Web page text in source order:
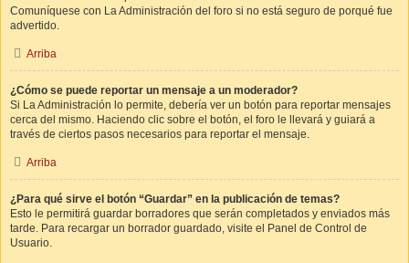
Comuníquese con La Administración del foro si no está seguro de porqué fue
advertido.
Arriba
¿Cómo se puede reportar un mensaje a un moderador?
Si La Administración lo permite, debería ver un botón para reportar mensajes
cerca del mismo. Haciendo clic sobre el botón, el foro le llevará y guiará a
través de ciertos pasos necesarios para reportar el mensaje.
Arriba
¿Para qué sirve el botón “Guardar” en la publicación de temas?
Esto le permitirá guardar borradores que serán completados y enviados más
tarde. Para recargar un borrador guardado, visite el Panel de Control de
Usuario.